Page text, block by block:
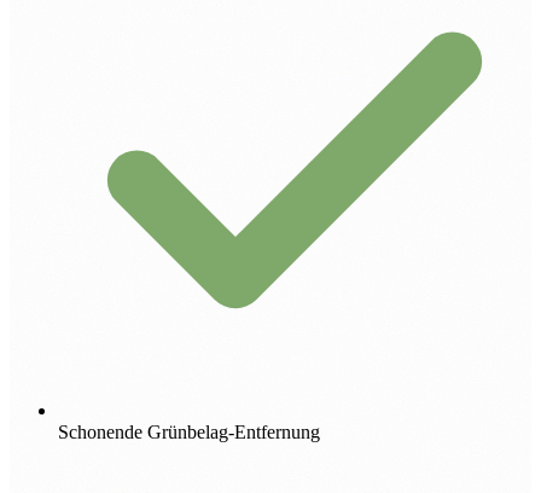
Schonende Grünbelag-Entfernung